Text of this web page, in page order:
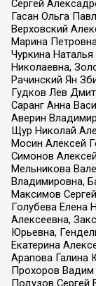
Сергей
Гасан Ольга
Верховский
Марина
Чуркина
Николаевна,
Рачинский Ян
Гудков Лев
Саранг Анна
Аверин
Щур Николай
Мосин Алексей
Симонов
Мельникова
Владимировна,
Максимов
Голубева Елена
Алексеевна,
Юрьевна,
Екатерина
Арапова Галина
Прохоров
Подузов Сергей